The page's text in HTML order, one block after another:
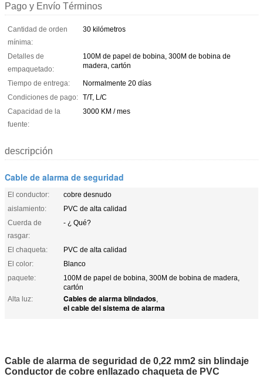
Pago y Envío Términos
Cantidad de orden
mínima:
30 kilómetros
Detalles de
empaquetado:
100M de papel de bobina, 300M de bobina de
madera, cartón
Tiempo de entrega:
Normalmente 20 días
Condiciones de pago: T/T, L/C
Capacidad de la
fuente:
3000 KM / mes
descripción
Cable de alarma de seguridad
El conductor:
cobre desnudo
aislamiento:
PVC de alta calidad
Cuerda de
rasgar:
- ¿ Qué?
El chaqueta:
PVC de alta calidad
El color:
Blanco
paquete:
100M de papel de bobina, 300M de bobina de madera,
cartón
Alta luz:
Cables de alarma blindados,
el cable del sistema de alarma
Cable de alarma de seguridad de 0,22 mm2 sin blindaje
Conductor de cobre enllazado chaqueta de PVC